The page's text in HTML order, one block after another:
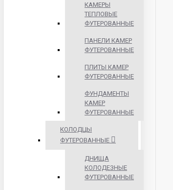
КАМЕРЫ
ТЕПЛОВЫЕ
ФУТЕРОВАННЫЕ
ПАНЕЛИ КАМЕР
ФУТЕРОВАННЫЕ
ПЛИТЫ КАМЕР
ФУТЕРОВАННЫЕ
ФУНДАМЕНТЫ
КАМЕР
ФУТЕРОВАННЫЕ
КОЛОДЦЫ
ФУТЕРОВАННЫЕ
ДНИЩА
КОЛОДЕЗНЫЕ
ФУТЕРОВАННЫЕ